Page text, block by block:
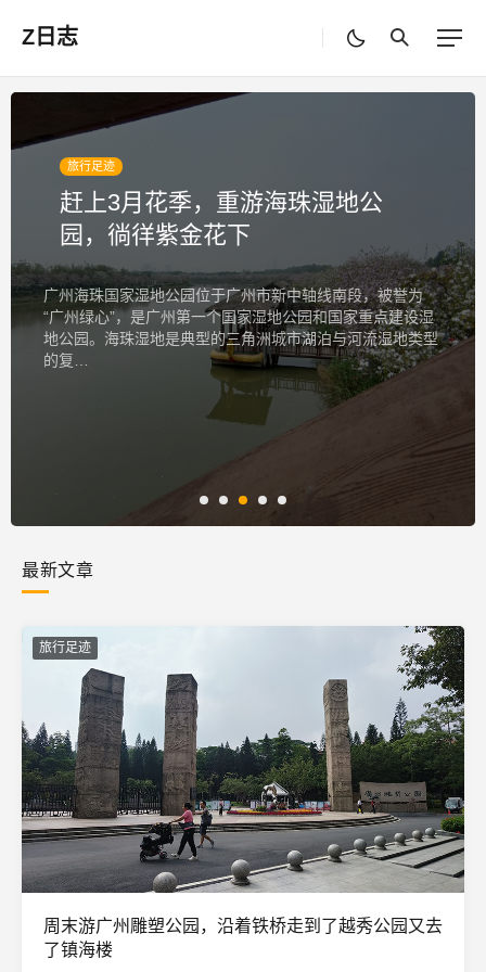
Z日志
旅行足迹
赶上3月花季，重游海珠湿地公
园，徜徉紫金花下
广州海珠国家湿地公园位于广州市新中轴线南段，被誉为
“广州绿心”，是广州第一个国家湿地公园和国家重点建设湿
地公园。海珠湿地是典型的三角洲城市湖泊与河流湿地类型
的复…
最新文章
旅行足迹
周末游广州雕塑公园，沿着铁桥走到了越秀公园又去
了镇海楼